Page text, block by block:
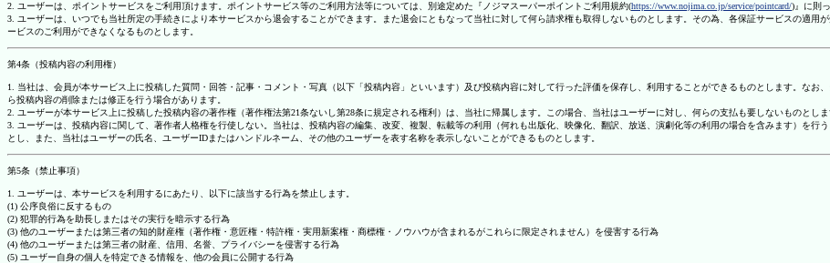
2. ユーザーは、ポイントサービスをご利用頂けます。ポイントサービス等のご利用方法等については、別途定めた『ノジマスーパーポイントご利用規約(https://www.nojima.co.jp/service/pointcard/)』に則
3. ユーザーは、いつでも当社所定の手続きにより本サービスから退会することができます。また退会にともなって当社に対して何ら請求権も取得しないものとします。その為、各保証サービスの適
ービスのご利用ができなくなるものとします。
第4条（投稿内容の利用権）
1. 当社は、会員が本サービス上に投稿した質問・回答・記事・コメント・写真（以下「投稿内容」といいます）及び投稿内容に対して行った評価を保存し、利用することができるものとします。な
ら投稿内容の削除または修正を行う場合があります。
2. ユーザーが本サービス上に投稿した投稿内容の著作権（著作権法第21条ないし第28条に規定される権利）は、当社に帰属します。この場合、当社はユーザーに対し、何らの支払も要しないものとしま
3. ユーザーは、投稿内容に関して、著作者人格権を行使しない。当社は、投稿内容の編集、改変、複製、転載等の利用（何れも出版化、映像化、翻訳、放送、演劇化等の利用の場合を含みます）を
とし、また、当社はユーザーの氏名、ユーザーIDまたはハンドルネーム、その他のユーザーを表す名称を表示しないことができるものとします。
第5条（禁止事項）
1. ユーザーは、本サービスを利用するにあたり、以下に該当する行為を禁止します。
(1) 公序良俗に反するもの
(2) 犯罪的行為を助長しまたはその実行を暗示する行為
(3) 他のユーザーまたは第三者の知的財産権（著作権・意匠権・特許権・実用新案権・商標権・ノウハウが含まれるがこれらに限定されません）を侵害する行為
(4) 他のユーザーまたは第三者の財産、信用、名誉、プライバシーを侵害する行為
(5) ユーザー自身の個人を特定できる情報を、他の会員に公開する行為